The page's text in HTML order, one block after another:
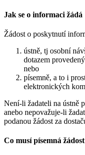
Jak se o informaci žádá
Žádost o poskytnutí
ústně, tj osobní
dotazem
nebo
písemně, a to i
elektronických
Není-li žadateli na ústně
anebo nepovažuje-li
podanou žádost za
Co musí písemná